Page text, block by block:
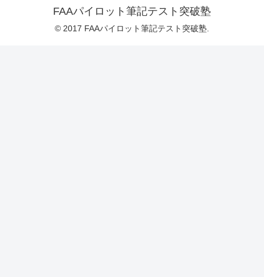
FAAパイロット筆記テスト突破塾
© 2017 FAAパイロット筆記テスト突破塾.